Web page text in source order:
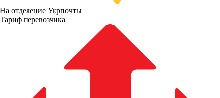
На отделение Укрпочты
Тариф перевозчика